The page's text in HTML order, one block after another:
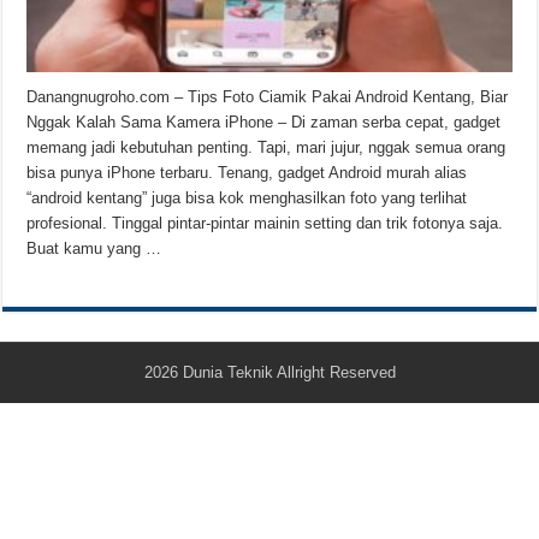
Teknologi Bikin Bisnis Makanan Kamu Makin Cuan! Begini Cara Buka
Danangnugroho.com – Tips Foto Ciamik Pakai Android Kentang, Biar
Nggak Kalah Sama Kamera iPhone – Di zaman serba cepat, gadget
memang jadi kebutuhan penting. Tapi, mari jujur, nggak semua orang
bisa punya iPhone terbaru. Tenang, gadget Android murah alias
“android kentang” juga bisa kok menghasilkan foto yang terlihat
profesional. Tinggal pintar-pintar mainin setting dan trik fotonya saja.
Buat kamu yang …
2026 Dunia Teknik Allright Reserved